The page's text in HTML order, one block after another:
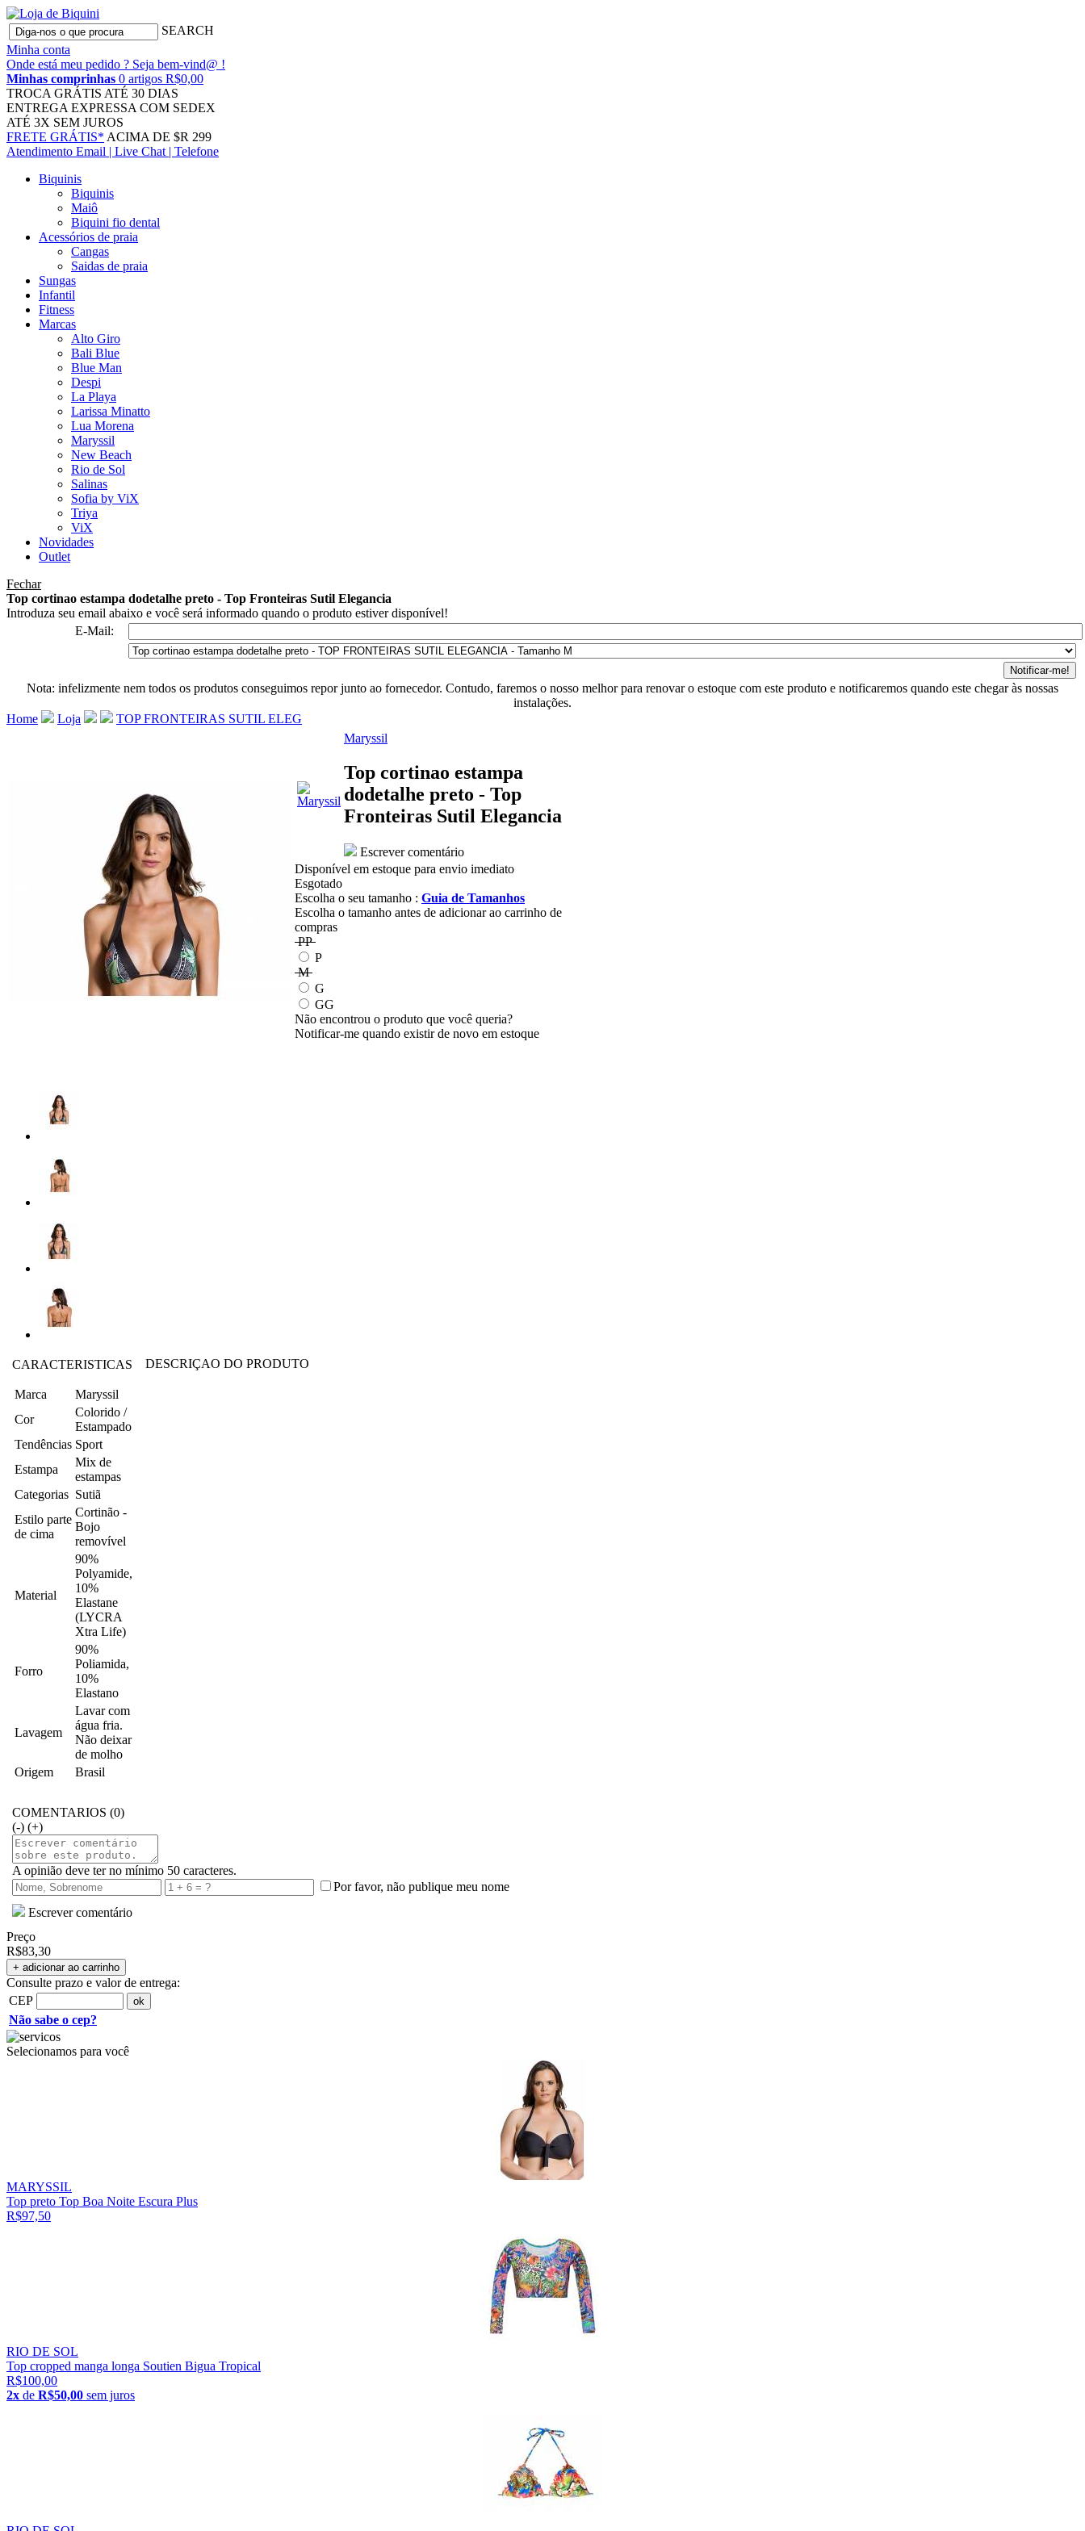
SEARCH
Minha conta
Onde está meu pedido ? Seja bem-vind@ !
Minhas comprinhas 0 artigos R$0,00
TROCA GRÁTIS ATÉ 30 DIAS
ENTREGA EXPRESSA COM SEDEX
ATÉ 3X SEM JUROS
FRETE GRÁTIS* ACIMA DE $R 299
Atendimento Email | Live Chat | Telefone
Biquinis
Biquinis
Maiô
Biquini fio dental
Acessórios de praia
Cangas
Saidas de praia
Sungas
Infantil
Fitness
Marcas
Alto Giro
Bali Blue
Blue Man
Despi
La Playa
Larissa Minatto
Lua Morena
Maryssil
New Beach
Rio de Sol
Salinas
Sofia by ViX
Triya
ViX
Novidades
Outlet
Fechar
Top cortinao estampa dodetalhe preto - Top Fronteiras Sutil Elegancia
Introduza seu email abaixo e você será informado quando o produto estiver disponível!
E-Mail:
Nota: infelizmente nem todos os produtos conseguimos repor junto ao fornecedor. Contudo, faremos o nosso melhor para renovar o estoque com este produto e notificaremos quando este chegar às nossas
instalações.
Home
Loja
TOP FRONTEIRAS SUTIL ELEG
Maryssil
Top cortinao estampa
dodetalhe preto - Top
Fronteiras Sutil Elegancia
Escrever comentário
Disponível em estoque para envio imediato
Esgotado
Escolha o seu tamanho : Guia de Tamanhos
Escolha o tamanho antes de adicionar ao carrinho de
compras
PP
P
M
G
GG
Não encontrou o produto que você queria?
Notificar-me quando existir de novo em estoque
CARACTERISTICAS
Marca
Maryssil
Cor
Colorido /
Estampado
Tendências Sport
Estampa
Mix de
estampas
Categorias Sutiã
Estilo parte
de cima
Cortinão -
Bojo
removível
Material
90%
Polyamide,
10%
Elastane
(LYCRA
Xtra Life)
Forro
90%
Poliamida,
10%
Elastano
Lavagem
Lavar com
água fria.
Não deixar
de molho
Origem
Brasil
DESCRIÇAO DO PRODUTO
COMENTARIOS (0)
(-) (+)
A opinião deve ter no mínimo 50 caracteres.
Por favor, não publique meu nome
Escrever comentário
Preço
R$83,30
Consulte prazo e valor de entrega:
CEP
Não sabe o cep?
Selecionamos para você
MARYSSIL
Top preto Top Boa Noite Escura Plus
R$97,50
RIO DE SOL
Top cropped manga longa Soutien Bigua Tropical
R$100,00
2x de R$50,00 sem juros